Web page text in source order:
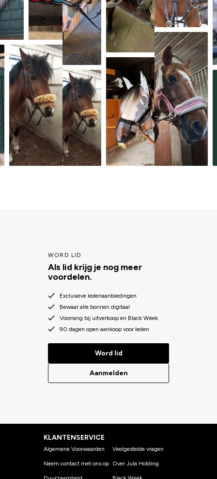
WORD LID
Als lid krijg je nog meer
voordelen.
Exclusieve ledenaanbiedingen
Bewaar alle bonnen digitaal
Voorrang bij uitverkoop en Black Week
90 dagen open aankoop voor leden
Word lid
Aanmelden
KLANTENSERVICE
Algemene Voorwaarden
Neem contact met ons op
Veelgestelde vragen
Over Jula Holding